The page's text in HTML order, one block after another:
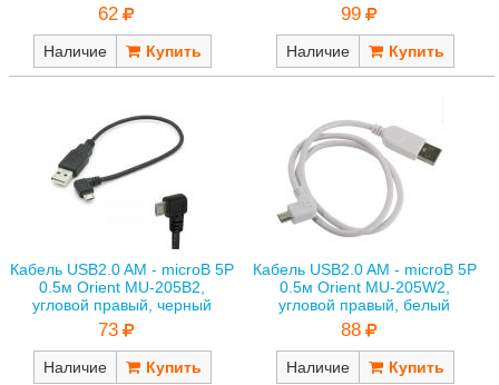
62
Наличие
99
Наличие
Кабель USB2.0 AM - microB 5P
0.5м Orient MU-205B2,
угловой правый, черный
73
Наличие
Кабель USB2.0 AM - microB 5P
0.5м Orient MU-205W2,
угловой правый, белый
88
Наличие